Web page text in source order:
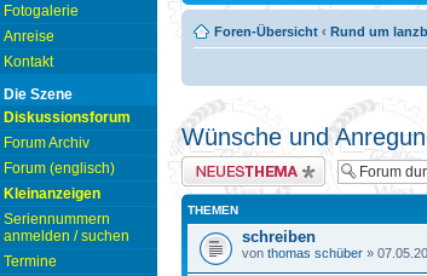
Fotogalerie
Anreise
Kontakt
Die Szene
Diskussionsforum
Forum Archiv
Forum (englisch)
Kleinanzeigen
Seriennummern
anmelden / suchen
Termine
Foren-Übersicht ‹ Rund um
Wünsche und
Neues Thema erstellen
THEMEN
schreiben
von thomas schüber »